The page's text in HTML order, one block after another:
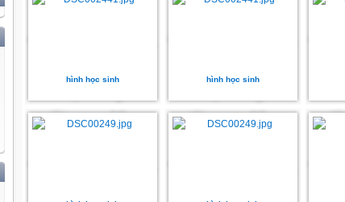
hình học sinh hình học sinh